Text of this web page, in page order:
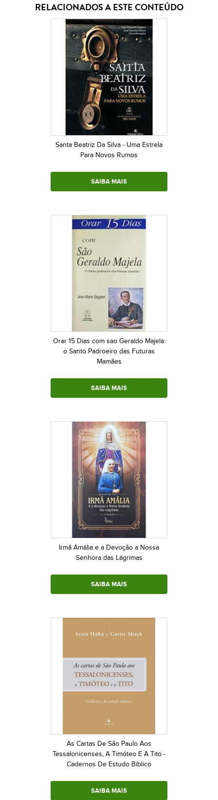
RELACIONADOS A ESTE CONTEÚDO
Santa Beatriz Da Silva - Uma Estrela
Para Novos Rumos
SAIBA MAIS
Orar 15 Dias com sao Geraldo Majela:
o Santo Padroeiro das Futuras
Mamães
SAIBA MAIS
Irmã Amália e a Devoção a Nossa
Senhora das Lágrimas
SAIBA MAIS
As Cartas De São Paulo Aos
Tessalonicenses, A Timóteo E A Tito -
Cadernos De Estudo Bíblico
SAIBA MAIS